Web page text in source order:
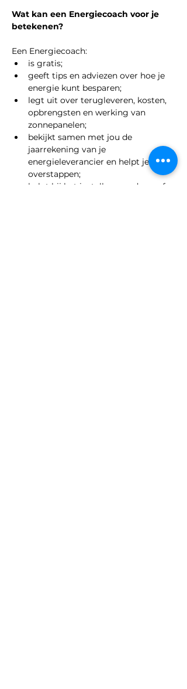
Wat kan een Energiecoach voor je
betekenen?
Een Energiecoach:
is gratis;
geeft tips en adviezen over hoe je
energie kunt besparen;
legt uit over terugleveren, kosten,
opbrengsten en werking van
zonnepanelen;
bekijkt samen met jou de
jaarrekening van je
energieleverancier en helpt je met
overstappen;
helpt bij het instellen van de cv of